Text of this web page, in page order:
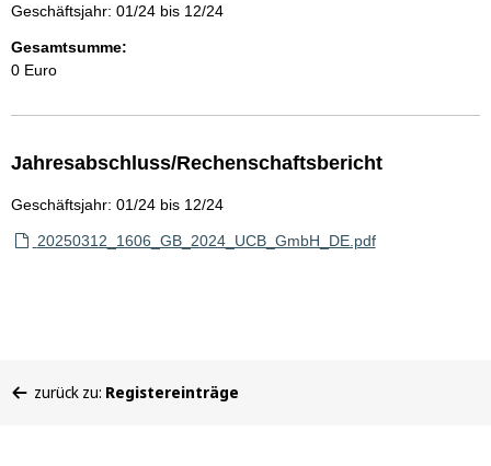
Geschäftsjahr: 01/24 bis 12/24
Gesamtsumme:
0 Euro
Jahresabschluss/Rechenschaftsbericht
Geschäftsjahr: 01/24 bis 12/24
20250312_1606_GB_2024_UCB_GmbH_DE.pdf
befinden
zurück zu: Registereinträge